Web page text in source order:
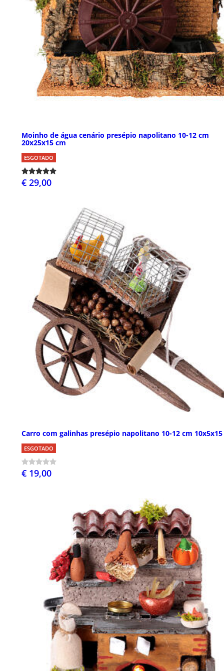
Moinho de água cenário presépio napolitano 10-12 cm
20x25x15 cm
ESGOTADO
€ 29,00
Carro com galinhas presépio napolitano 10-12 cm
ESGOTADO
€ 19,00